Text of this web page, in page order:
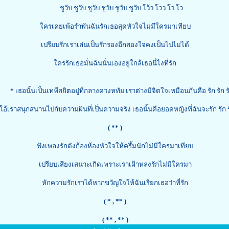
ชูวับ ชูวับ ชูวับ ชูวับ ชูวับ ชูวับ โว้ว โวว โว โว
ใครเคยเพ้อรำพันฉันรักเธอสุดหัวใจไม่มีใครมาเทียบ
เปรียบรักเราเล่นเป็นรักรองอีกสองใจคงเป็นไปไม่ได้
ใครรักเธอมั่นฉันนั่นเองอยู่ใกล้เธอนี่ไงที่รัก
* เธอนั้นเป็นเทพีสถิตอยู่ที่กลางดวงหทัย เราต่างมีจิตใจเหมือนกันคือ รัก รัก
าสนุกสนานไปกับความฝันที่เป็นความจริง เธอนั้นคือยอดหญิงที่ฉันจะรัก รัก
( ** )
ฟังเพลงรักดังก้องห้องหัวใจให้ครึ้มนักไม่มีใครมาเทียบ
เปรียบเสียงเสนาะเกิดเพราะเราเฝ้าหลงรักไม่มีใครมา
หักความรักเราได้หากขวัญใจให้ฉันเรียกเธอว่าที่รัก
( * , ** )
( ** , ** )